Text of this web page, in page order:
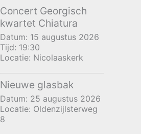
Concert Georgisch
kwartet Chiatura
Datum: 15 augustus 2026
Tijd: 19:30
Locatie: Nicolaaskerk
Nieuwe glasbak
Datum: 25 augustus 2026
Locatie: Oldenzijlsterweg
8